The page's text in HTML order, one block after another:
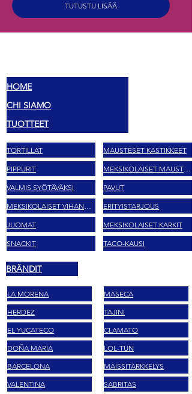
TUTUSTU LISÄÄ
HOME
CHI SIAMO
TUOTTEET
TORTILLAT
PIPPURIT
VALMIS SYÖTÄVÄKSI
MEKSIKOLAISET VIHANNEKSET
JUOMAT
SNACKIT
MAUSTESET KASTIKKEET
MEKSIKOLAISET MAUSTEET
PAVUT
ERITYISTARJOUS
MEKSIKOLAISET KARKIT
TACO-KAUSI
BRÄNDIT
LA MORENA
HERDEZ
EL YUCATECO
DOÑA MARIA
BARCELONA
VALENTINA
MASECA
TAJINI
CLAMATO
LOL-TUN
MAISSITÄRKKELYS
SABRITAS